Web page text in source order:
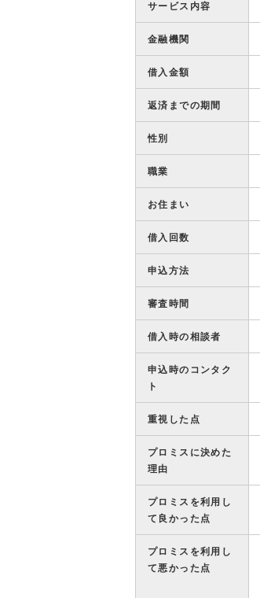
サービス内容
金融機関
借入金額
返済までの期間
性別
職業
お住まい
借入回数
申込方法
審査時間
借入時の相談者
申込時のコンタク
ト
重視した点
プロミスに決めた
理由
プロミスを利用し
て良かった点
プロミスを利用し
て悪かった点